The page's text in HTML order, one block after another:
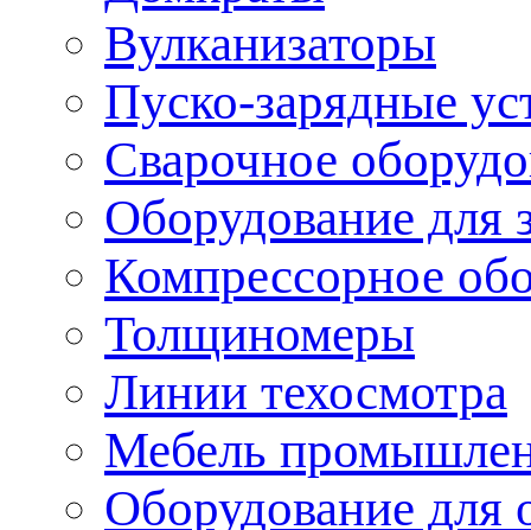
Вулканизаторы
Пуско-зарядные
Сварочное
Оборудование для
Компрессорное
Толщиномеры
Линии техосмотра
Мебель
Оборудование для